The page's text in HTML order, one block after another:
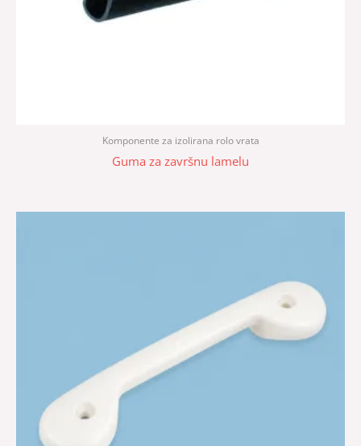
Komponente za izolirana rolo vrata
Guma za završnu lamelu